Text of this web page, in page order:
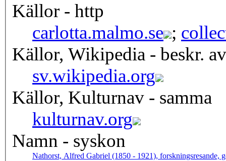
Källor - http
carlotta.malmo.se ;
Källor, Wikipedia - beskr. av
sv.wikipedia.org
Källor, Kulturnav - samma
kulturnav.org
Namn - syskon
Nathorst, Alfred Gabriel (1850 - 1921), forskningsresande,